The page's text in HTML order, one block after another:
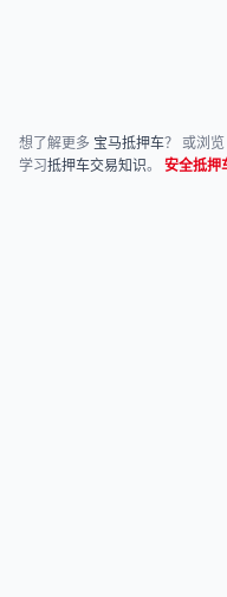
想了解更多 宝马抵押车？ 或浏览
学习抵押车交易知识。 安全抵押